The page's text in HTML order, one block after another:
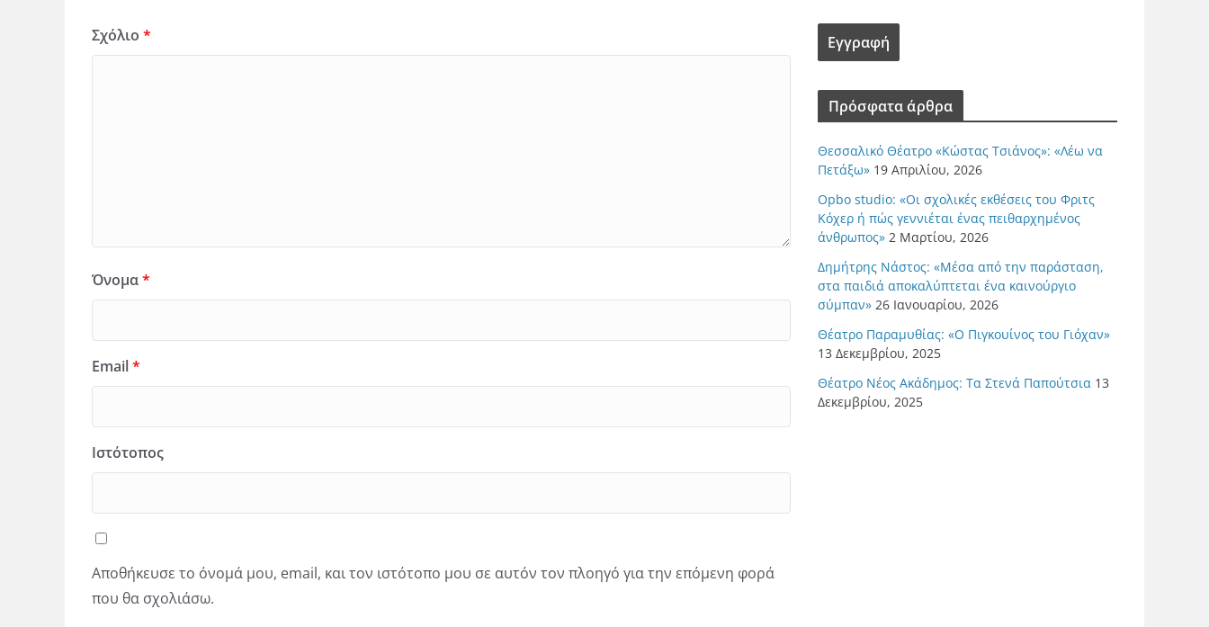
Σχόλιο *
Όνομα*
Email*
Ιστότοπος
Αποθήκευσε το όνομά μου, email, και τον ιστότοπο μου σε αυτόν τον πλοηγό για την επόμενη φορά
που θα σχολιάσω.
Πρόσφατα άρθρα
Θεσσαλικό Θέατρο «Κώστας Τσιάνος»: «Λέω να
Πετάξω» 19 Απριλίου, 2026
Opbo studio: «Οι σχολικές εκθέσεις του Φριτς
Κόχερ ή πώς γεννιέται ένας πειθαρχημένος
άνθρωπος» 2 Μαρτίου, 2026
Δημήτρης Νάστος: «Μέσα από την παράσταση,
στα παιδιά αποκαλύπτεται ένα καινούργιο
σύμπαν» 26 Ιανουαρίου, 2026
Θέατρο Παραμυθίας: «Ο Πιγκουίνος του Γιόχαν»
13 Δεκεμβρίου, 2025
Θέατρο Νέος Ακάδημος: Τα Στενά Παπούτσια 13
Δεκεμβρίου, 2025